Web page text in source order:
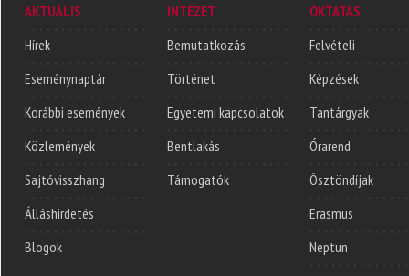
AKTUÁLIS
Hírek
Eseménynaptár
Korábbi események
Közlemények
Sajtóvisszhang
Álláshirdetés
Blogok
INTÉZET
Bemutatkozás
Történet
Egyetemi kapcsolatok
Bentlakás
Támogatók
OKTATÁS
Felvételi
Képzések
Tantárgyak
Órarend
Ösztöndíjak
Erasmus
Neptun